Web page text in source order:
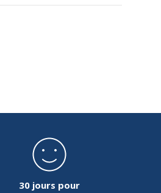
30 jours pour